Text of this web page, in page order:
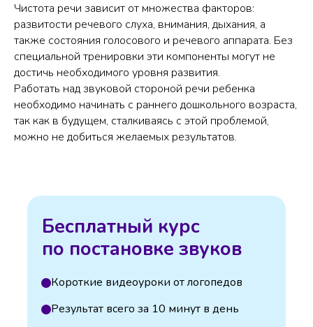
Чистота речи зависит от множества факторов:
развитости речевого слуха, внимания, дыхания, а
также состояния голосового и речевого аппарата. Без
специальной тренировки эти компоненты могут не
достичь необходимого уровня развития.
Работать над звуковой стороной речи ребенка
необходимо начинать с раннего дошкольного возраста,
так как в будущем, сталкиваясь с этой проблемой,
можно не добиться желаемых результатов.
Бесплатный курс
по постановке звуков
Результат всего за 10 минут в день
Короткие видеоуроки от логопедов